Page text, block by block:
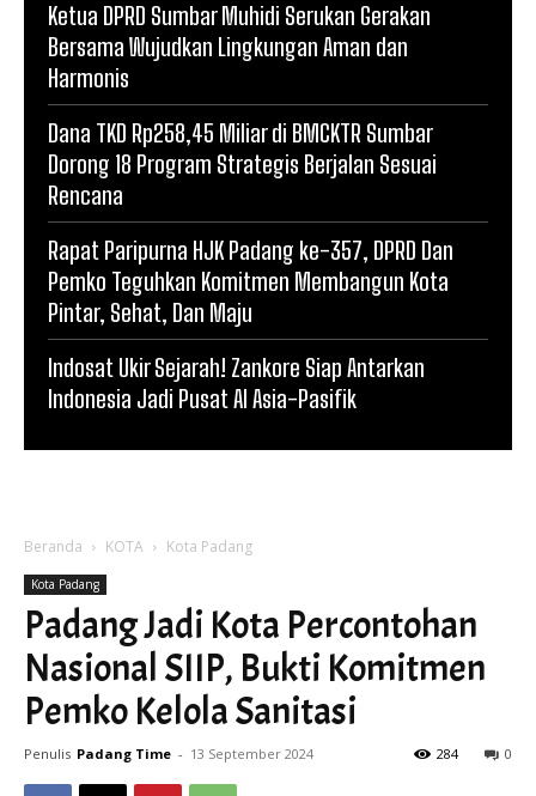
Ketua DPRD Sumbar Muhidi Serukan Gerakan
Bersama Wujudkan Lingkungan Aman dan
Harmonis
Dana TKD Rp258,45 Miliar di BMCKTR Sumbar
Dorong 18 Program Strategis Berjalan Sesuai
Rencana
Rapat Paripurna HJK Padang ke-357, DPRD Dan
Pemko Teguhkan Komitmen Membangun Kota
Pintar, Sehat, Dan Maju
Indosat Ukir Sejarah! Zankore Siap Antarkan
Indonesia Jadi Pusat AI Asia-Pasifik